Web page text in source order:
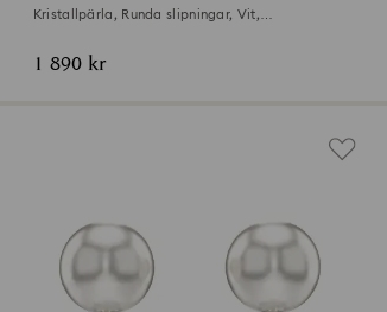
Kristallpärla, Runda slipningar, Vit,
1 890 kr